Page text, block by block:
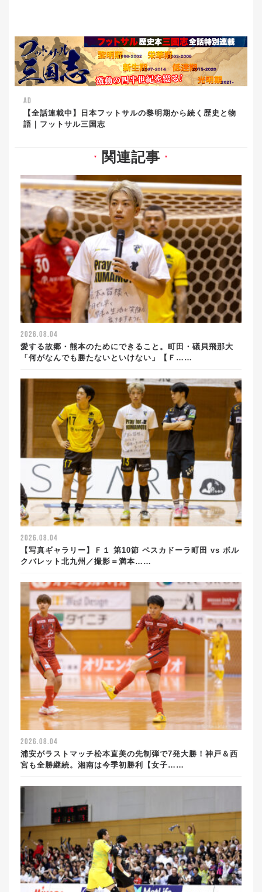
AD
【全話連載中】日本フットサルの黎明期から続く歴史と物
語｜フットサル三国志
▼ 関連記事 ▼
2026.08.04
愛する故郷・熊本のためにできること。町田・礒貝飛那大
「何がなんでも勝たないといけない」【Ｆ……
2026.08.04
【写真ギャラリー】Ｆ１ 第10節 ペスカドーラ町田 vs ボル
クバレット北九州／撮影＝満本……
2026.08.04
浦安がラストマッチ松本直美の先制弾で7発大勝！神戸＆西
宮も全勝継続。湘南は今季初勝利【女子……